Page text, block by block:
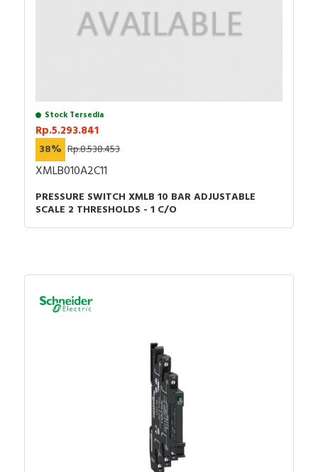
Stock Tersedia
Rp.5.293.841
38% Rp.8.538.453
XMLB010A2C11
PRESSURE SWITCH XMLB 10 BAR ADJUSTABLE
SCALE 2 THRESHOLDS - 1 C/O